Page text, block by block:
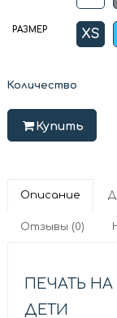
РАЗМЕР XS
Количество
Купить
Описание
Отзывы (0)
ПЕЧАТЬ
ДЕТИ